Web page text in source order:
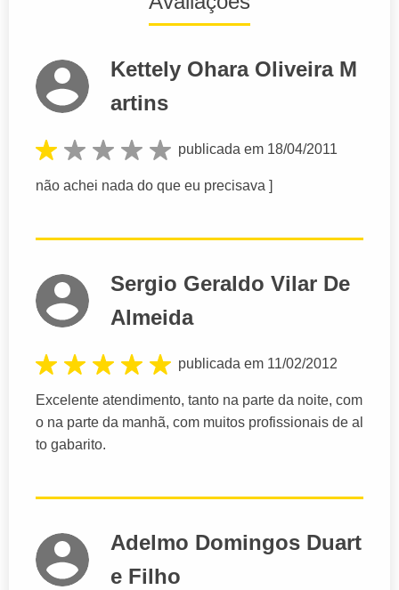
Kettely Ohara Oliveira M
artins
publicada em 18/04/2011
não achei nada do que eu precisava ]
Sergio Geraldo Vilar De
Almeida
publicada em 11/02/2012
Excelente atendimento, tanto na parte da noite, com
o na parte da manhã, com muitos profissionais de al
to gabarito.
Adelmo Domingos Duart
e Filho